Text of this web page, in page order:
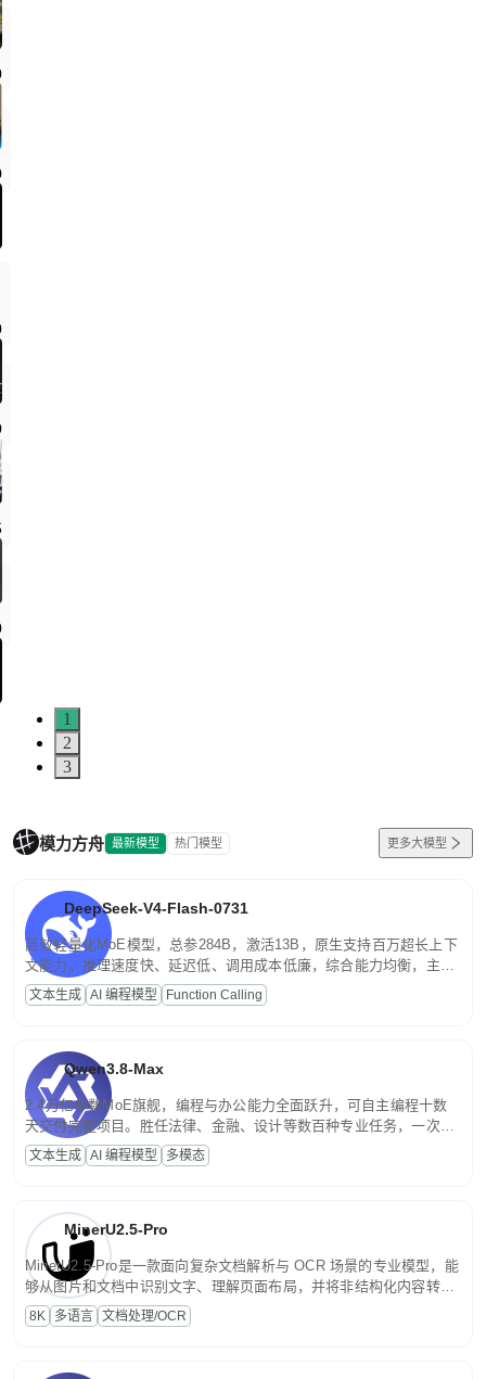
1
2
3
模力方舟 最新模型 热门模型 更多大模型
DeepSeek-V4-Flash-0731
高效轻量化MoE模型，总参284B，激活13B，原生支持百万超长上下
文能力。推理速度快、延迟低、调用成本低廉，综合能力均衡，主打
高并发、轻量化任务，适合日常对话、内容创作、基础 RAG、批量
文案处理等普惠刚需场景。
文本生成 AI 编程模型 Function Calling
Qwen3.8-Max
2.4万亿参数MoE旗舰，编程与办公能力全面跃升，可自主编程十数
天交付完整项目。胜任法律、金融、设计等数百种专业任务，一次对
话端到端交付生产级成果。原生视觉理解贯穿规划、执行与验证全流
程，支持超长文档与长视频的深度语义解析。长程任务中自主规划与
文本生成 AI 编程模型 多模态
MinerU2.5-Pro
MinerU2.5-Pro是一款面向复杂文档解析与 OCR 场景的专业模型，能
够从图片和文档中识别文字、理解页面布局，并将非结构化内容转换
为便于存储、检索和二次处理的结构化结果。
8K 多语言 文档处理/OCR